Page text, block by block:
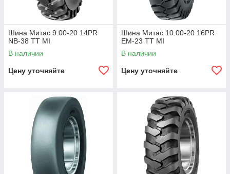
Шина Митас 9.00-20 14PR
NB-38 TT MI
В наличии
Цену уточняйте
Шина Митас 10.00-20 16PR
EM-23 TT MI
В наличии
Цену уточняйте